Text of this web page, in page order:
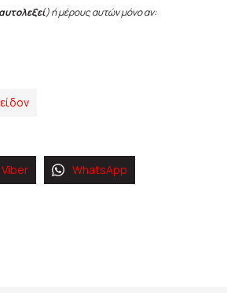
) ή μέρους αυτών μόνο αν:
Viber WhatsApp